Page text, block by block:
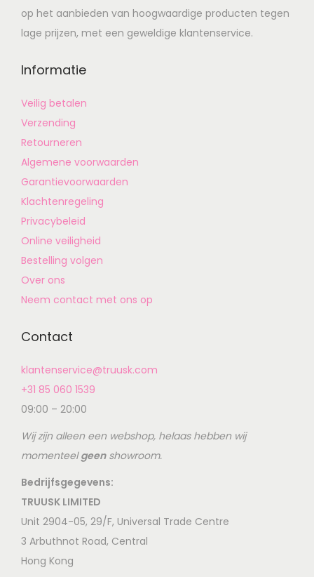
op het aanbieden van hoogwaardige producten tegen
lage prijzen, met een geweldige klantenservice.
Informatie
Veilig betalen
Verzending
Retourneren
Algemene voorwaarden
Garantievoorwaarden
Klachtenregeling
Privacybeleid
Online veiligheid
Bestelling volgen
Over ons
Neem contact met ons op
Contact
klantenservice@truusk.com
+31 85 060 1539
09:00 – 20:00
Wij zijn alleen een webshop, helaas hebben wij
momenteelgeenshowroom.
Bedrijfsgegevens:
TRUUSK LIMITED
Unit 2904-05, 29/F, Universal Trade Centre
3 Arbuthnot Road, Central
Hong Kong